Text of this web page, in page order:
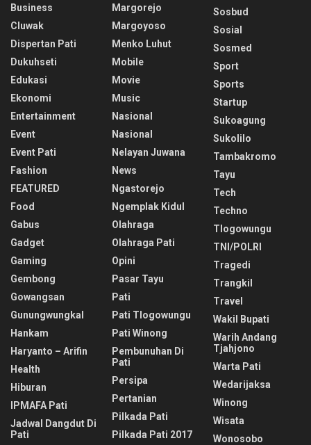
Business
Cluwak
Dispertan Pati
Dukuhseti
Edukasi
Ekonomi
Entertainment
Event
Event Pati
Fashion
FEATURED
Food
Gabus
Gadget
Gaming
Gembong
Gowangsan
Gunungwungkal
Hankam
Haryanto – Arifin
Health
Hiburan
IPMAFA Pati
Jadwal Dangdut Di
Pati
Margorejo
Margoyoso
Menko Luhut
Mobile
Movie
Music
Nasional
Nasional
Nelayan Juwana
News
Ngastorejo
Ngemplak Kidul
Olahraga
Olahraga Pati
Opini
Pasar Tayu
Pati
Pati Tlogowungu
Pati Winong
Pembunuhan Di
Pati
Persipa
Pertanian
Pilkada Pati
Pilkada Pati 2017
Sosbud
Sosial
Sosmed
Sport
Sports
Startup
Sukoagung
Sukolilo
Tambakromo
Tayu
Tech
Techno
Tlogowungu
TNI/POLRI
Tragedi
Trangkil
Travel
Wakil Bupati
Warih Andang
Tjahjono
Warta Pati
Wedarijaksa
Winong
Wisata
Wonosobo